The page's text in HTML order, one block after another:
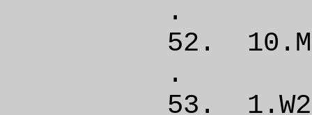
.
52.
.
53.